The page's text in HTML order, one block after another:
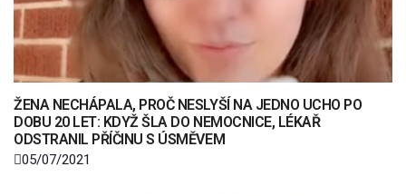
ŽENA NECHÁPALA, PROČ NESLYŠÍ NA JEDNO UCHO PO
DOBU 20 LET: KDYŽ ŠLA DO NEMOCNICE, LÉKAŘ
ODSTRANIL PŘÍČINU S ÚSMĚVEM
05/07/2021